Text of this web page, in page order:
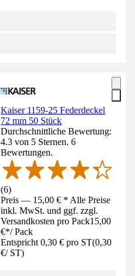
Kaiser 1159-25 Federdeckel
72 mm 50 Stück
Durchschnittliche Bewertung:
4.3 von 5 Sternen. 6
Bewertungen.
(6)
Preis — 15,00 € * Alle Preise
inkl. MwSt. und ggf. zzgl.
Versandkosten pro Pack15,00
€*/ Pack
Entspricht 0,30 € pro ST(0,30
€/ ST)